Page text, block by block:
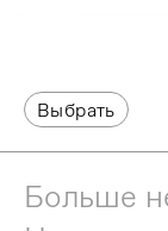
Выбрать
Больше